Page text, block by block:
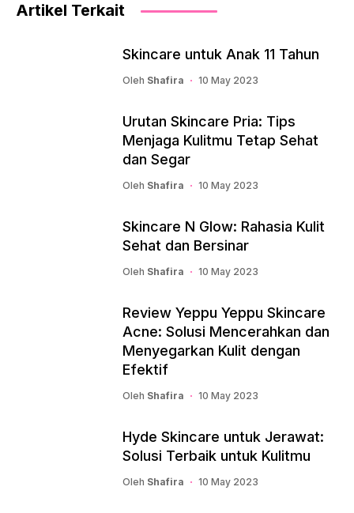
Artikel Terkait
Skincare untuk Anak 11 Tahun
Oleh Shafira 10 May 2023
Urutan Skincare Pria: Tips
Menjaga Kulitmu Tetap Sehat
dan Segar
Oleh Shafira 10 May 2023
Skincare N Glow: Rahasia Kulit
Sehat dan Bersinar
Oleh Shafira 10 May 2023
Review Yeppu Yeppu Skincare
Acne: Solusi Mencerahkan dan
Menyegarkan Kulit dengan
Efektif
Oleh Shafira 10 May 2023
Hyde Skincare untuk Jerawat:
Solusi Terbaik untuk Kulitmu
Oleh Shafira 10 May 2023